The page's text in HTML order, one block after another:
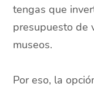
tengas que
presupuesto de
museos.
Por eso, la